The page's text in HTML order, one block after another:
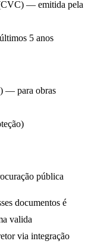
— emitida pela
5 anos
— para obras
pública
documentos é
valida
via integração